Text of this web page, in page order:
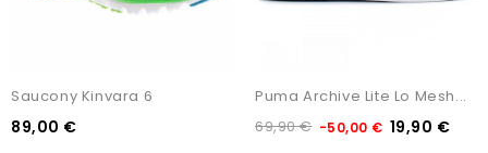
Saucony Kinvara 6
89,00 €
Puma Archive Lite Lo Mesh...
69,90 € -50,00 € 19,90 €